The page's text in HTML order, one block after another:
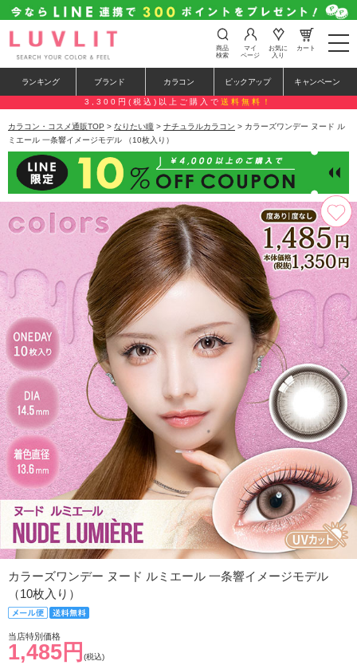
t
o
e
n
a
a
i
o
n
商品
検索
マイ
ページ
お気に
入り
カート
ランキング ブランド カラコン ピックアップ キャンペーン
3,300円(税込)以上ご購入で 送料無料！
カラコン・コスメ通販TOP > なりたい瞳 > ナチュラルカラコン > カラーズワンデー ヌード ル
ミエール 一条響イメージモデル （10枚入り）
カラーズワンデー ヌード ルミエール 一条響イメージモデル
（10枚入り）
当店特別価格
1,485円 (税込)